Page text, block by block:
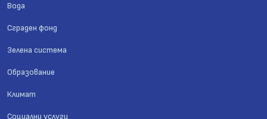
Вода
Сграден фонд
Зелена система
Образование
Климат
Социални услуги